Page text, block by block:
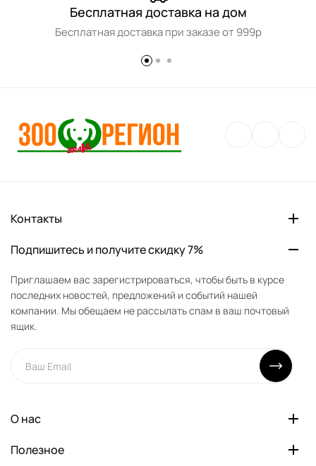
Бесплатная доставка на дом
Бесплатная доставка при заказе от 999р
Контакты
Подпишитесь и получите скидку 7%
Приглашаем вас зарегистрироваться, чтобы быть в курсе
последних новостей, предложений и событий нашей
компании. Мы обещаем не рассылать спам в ваш почтовый
ящик.
О нас
Полезное